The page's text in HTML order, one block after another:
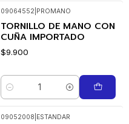
09064552 PROMANO
TORNILLO DE MANO CON
CUÑA IMPORTADO
$9.900
Cantidad
09052008 ESTANDAR